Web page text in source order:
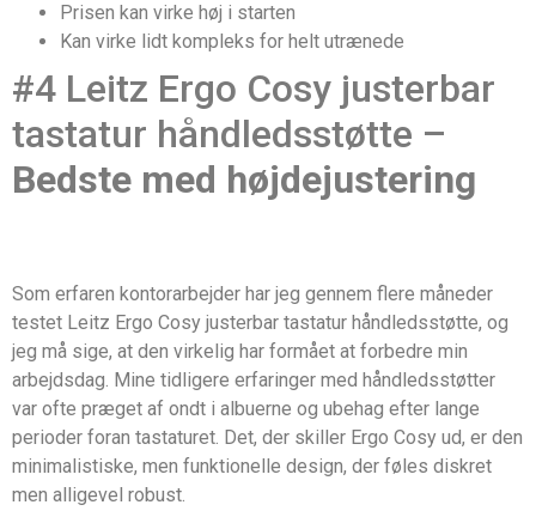
Prisen kan virke høj i starten
Kan virke lidt kompleks for helt utrænede
#4 Leitz Ergo Cosy justerbar
tastatur håndledsstøtte –
Bedste med højdejustering
Som erfaren kontorarbejder har jeg gennem flere måneder
testet Leitz Ergo Cosy justerbar tastatur håndledsstøtte, og
jeg må sige, at den virkelig har formået at forbedre min
arbejdsdag. Mine tidligere erfaringer med håndledsstøtter
var ofte præget af ondt i albuerne og ubehag efter lange
perioder foran tastaturet. Det, der skiller Ergo Cosy ud, er den
minimalistiske, men funktionelle design, der føles diskret
men alligevel robust.